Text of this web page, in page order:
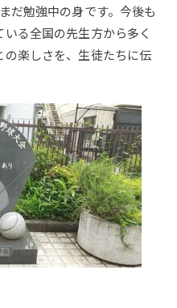
だ勉強中の身です。今後も
る全国の先生方から多く
楽しさを、生徒たちに伝